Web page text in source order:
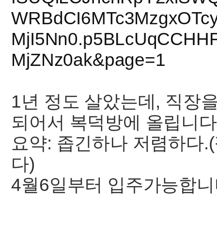
MjZNz0ak&page=1
1년 정도 살았는데, 직장
되어서 복덕방에 올립니
요약: 좁긴하나 저렴하다
다)
4월6일부터 입주가능합